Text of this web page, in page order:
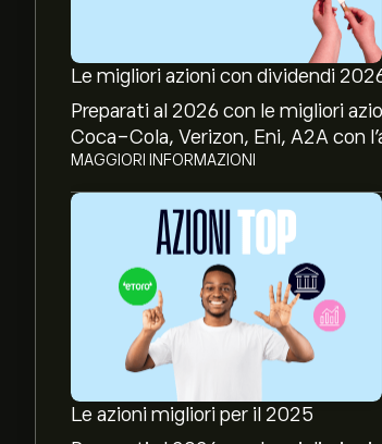
Le migliori azioni con dividendi
Preparati al 2026 con le migliori
Coca-Cola, Verizon, Eni, A2A con
MAGGIORI INFORMAZIONI
Le azioni migliori per il 2025